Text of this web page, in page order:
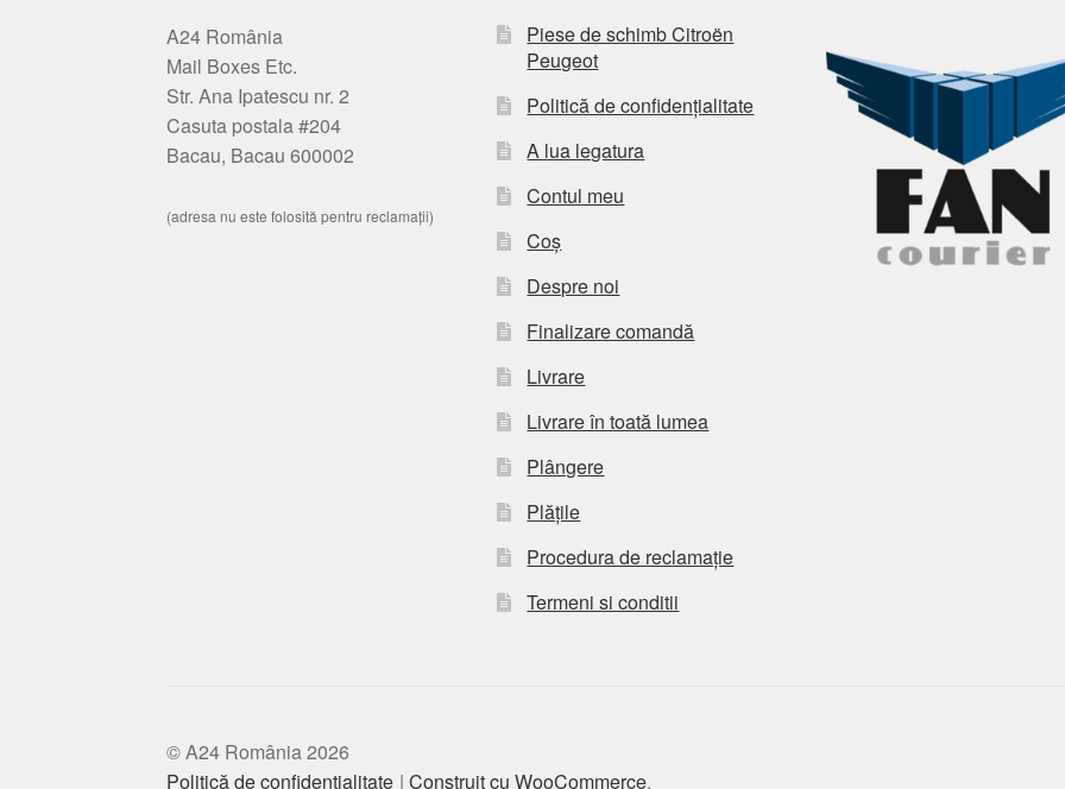
A24 România
Mail Boxes Etc.
Str. Ana Ipatescu nr. 2
Casuta postala #204
Bacau, Bacau 600002
(adresa nu este folosită pentru reclamații)
Piese de schimb Citroën
Peugeot
Politică de confidențialitate
A lua legatura
Contul meu
Coș
Despre noi
Finalizare comandă
Livrare
Livrare în toată lumea
Plângere
Plățile
Procedura de reclamație
Termeni si conditii
© A24 România 2026
Politică de confidențialitate Construit cu WooCommerce.